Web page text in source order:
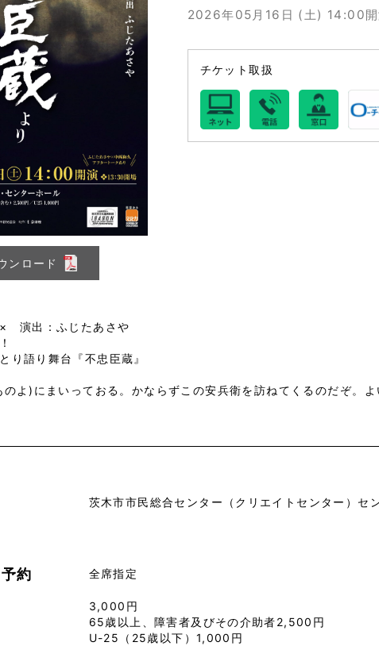
ンロード
2026年05月16日 (土) 14:00
チケット取扱
　演出：ふじたあさや
り語り舞台『不忠臣蔵』
のよ)にまいっておる。かならずこの安兵衛を訪ねてくるのだぞ。よ
茨木市市民総合センター（クリエイトセンター）セ
約 全席指定
3,000円
65歳以上、障害者及びその介助者2,500円
U-25（25歳以下）1,000円